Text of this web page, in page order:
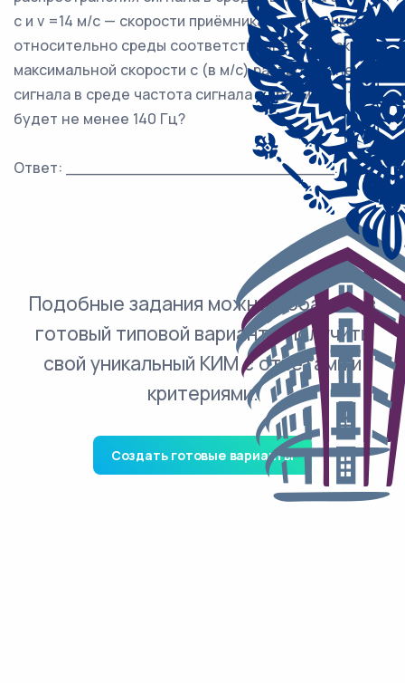
с и v =14 м/с — скорости приёмника и источника
относительно среды соответственно. При какой
максимальной скорости c (в м/с) распространения
сигнала в среде частота сигнала в приёмнике f
будет не менее 140 Гц?
Ответ: ___________________________.
Подобные задания можно добавить в
готовый типовой вариант и получить
свой уникальный КИМ с ответами и
критериями.
Создать готовые варианты